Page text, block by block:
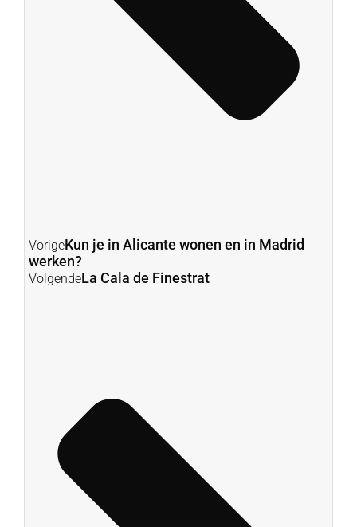
VorigeKun je in Alicante wonen en in Madrid
werken?
VolgendeLa Cala de Finestrat